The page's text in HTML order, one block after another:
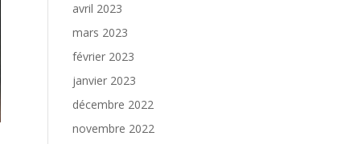
avril 2023
mars 2023
février 2023
janvier 2023
décembre 2022
novembre 2022